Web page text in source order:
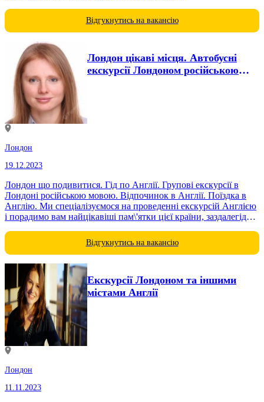
Відгукнутись на вакансію
Лондон цікаві місця. Автобусні
екскурсії Лондоном російською
Лондон
19.12.2023
Лондон що подивитися. Гід по Англії. Групові екскурсії в
Лондоні російською мовою. Відпочинок в Англії. Поїздка в
Англію. Ми спеціалізуємося на проведенні екскурсій Англією
і порадимо вам найцікавіші пам\'ятки цієї країни, заздалегідь
Відгукнутись на вакансію
Екскурсії Лондоном та іншими
містами Англії
Лондон
11.11.2023